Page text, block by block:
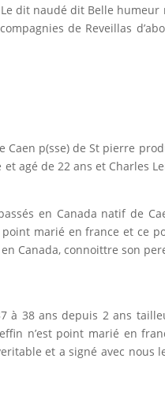
dit naudé dit Belle humeur
de Reveillas
Caen p(sse) de St pierre
agé de 22 ans et Charles
en Canada natif de
marié en france et ce
Canada, connoittre son
à 38 ans depuis 2 ans
n’est point marié en
et a signé avec nous